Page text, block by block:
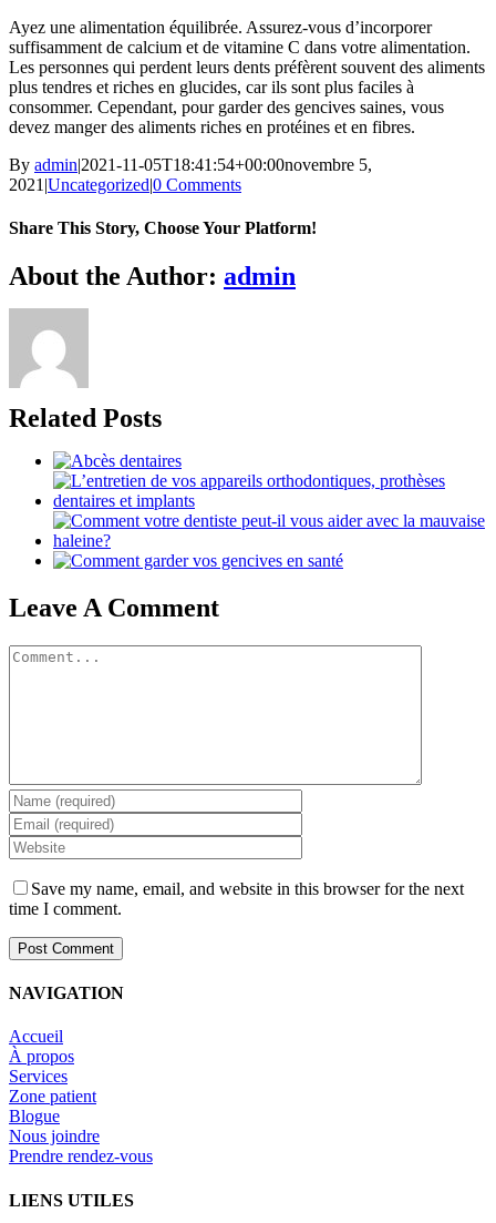
Ayez une alimentation équilibrée. Assurez-vous d’incorporer
suffisamment de calcium et de vitamine C dans votre alimentation.
Les personnes qui perdent leurs dents préfèrent souvent des aliments
plus tendres et riches en glucides, car ils sont plus faciles à
consommer. Cependant, pour garder des gencives saines, vous
devez manger des aliments riches en protéines et en fibres.
By admin|2021-11-05T18:41:54+00:00novembre 5,
2021 |Uncategorized|0 Comments
Share This Story, Choose Your Platform!
About the Author: admin
Related Posts
Leave A Comment
Comment
Save my name, email, and website in this browser for the next
time I comment.
NAVIGATION
Accueil
À propos
Services
Zone patient
Blogue
Nous joindre
Prendre rendez-vous
LIENS UTILES